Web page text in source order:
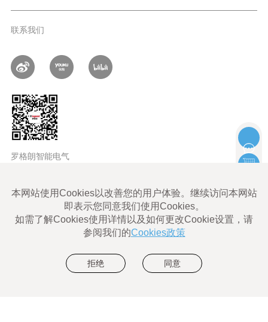
联系我们
罗格朗智能电气
LEGRAND ALL rights reserved |Legrand Cybersecurity
使用条款 Legrand Eliot使用条款 数据隐私政策 网站地图
沪公网安备 31010602004052号